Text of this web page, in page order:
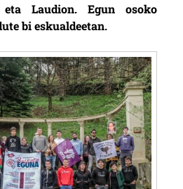
Laudion. Egun osoko
bi eskualdeetan.